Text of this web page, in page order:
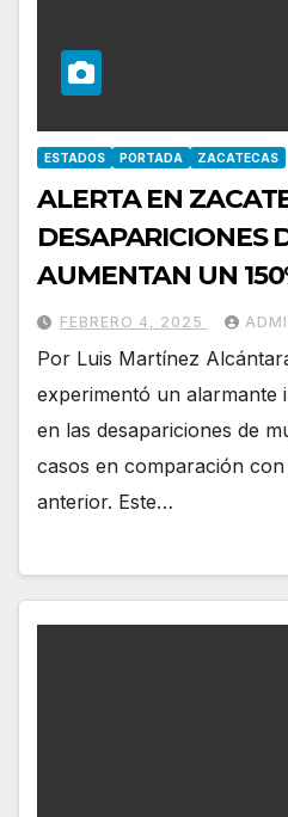
ESTADOS PORTADA ZACATECAS
ALERTA EN
DESAPARICIONES
AUMENTAN UN
FEBRERO 4, 2025
Por Luis Martínez
experimentó un alarmante
en las desapariciones de
casos en comparación
anterior. Este…